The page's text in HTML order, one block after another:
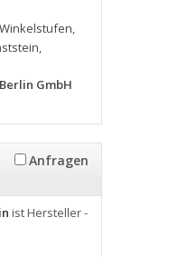
Winkelstufen,
,
GmbH
Anfragen
ist Hersteller -